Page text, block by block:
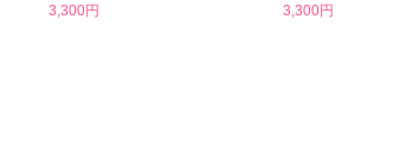
3,300円
3,300円